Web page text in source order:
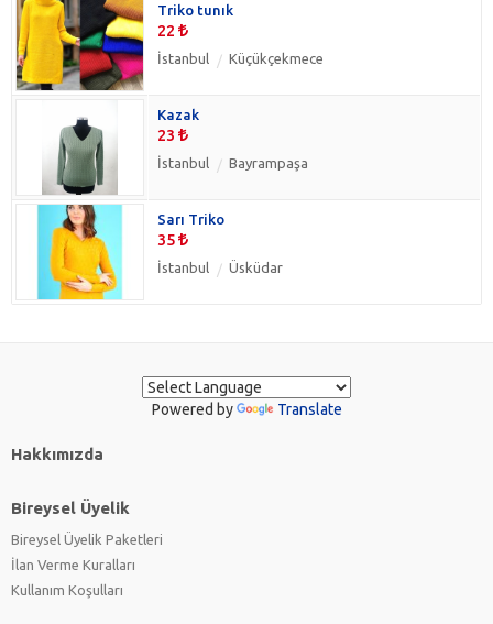
Triko tunık
22
İstanbul Küçükçekmece
Kazak
23
İstanbul Bayrampaşa
Sarı Triko
35
İstanbul Üsküdar
Powered by Translate
Hakkımızda
Bireysel Üyelik
Bireysel Üyelik Paketleri
İlan Verme Kuralları
Kullanım Koşulları